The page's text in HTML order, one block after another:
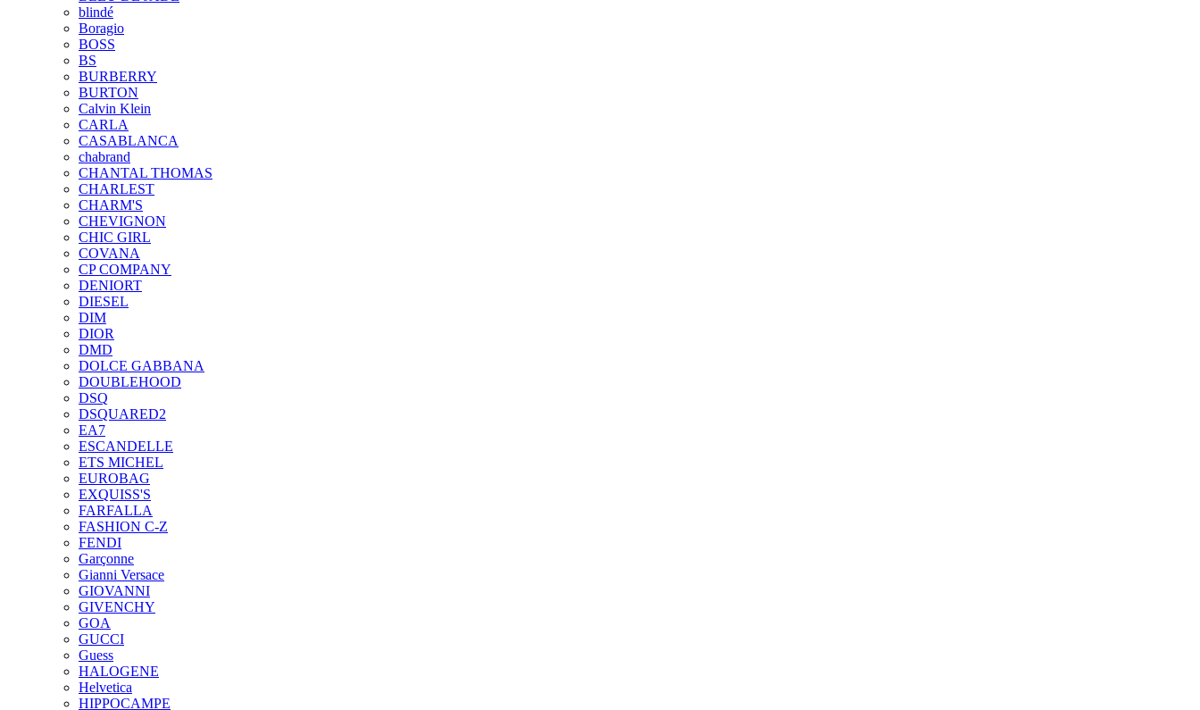
blindé
Boragio
BOSS
BS
BURBERRY
BURTON
Calvin Klein
CARLA
CASABLANCA
chabrand
CHANTAL THOMAS
CHARLEST
CHARM'S
CHEVIGNON
CHIC GIRL
COVANA
CP COMPANY
DENIORT
DIESEL
DIM
DIOR
DMD
DOLCE GABBANA
DOUBLEHOOD
DSQ
DSQUARED2
EA7
ESCANDELLE
ETS MICHEL
EUROBAG
EXQUISS'S
FARFALLA
FASHION C-Z
FENDI
Garçonne
Gianni Versace
GIOVANNI
GIVENCHY
GOA
GUCCI
Guess
HALOGENE
Helvetica
HIPPOCAMPE